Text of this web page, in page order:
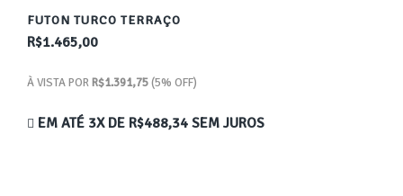
FUTON TURCO TERRAÇO
R$1.465,00
À VISTA PORR$1.391,75(5% OFF)
EM ATÉ 3X DE R$488,34 SEM JUROS